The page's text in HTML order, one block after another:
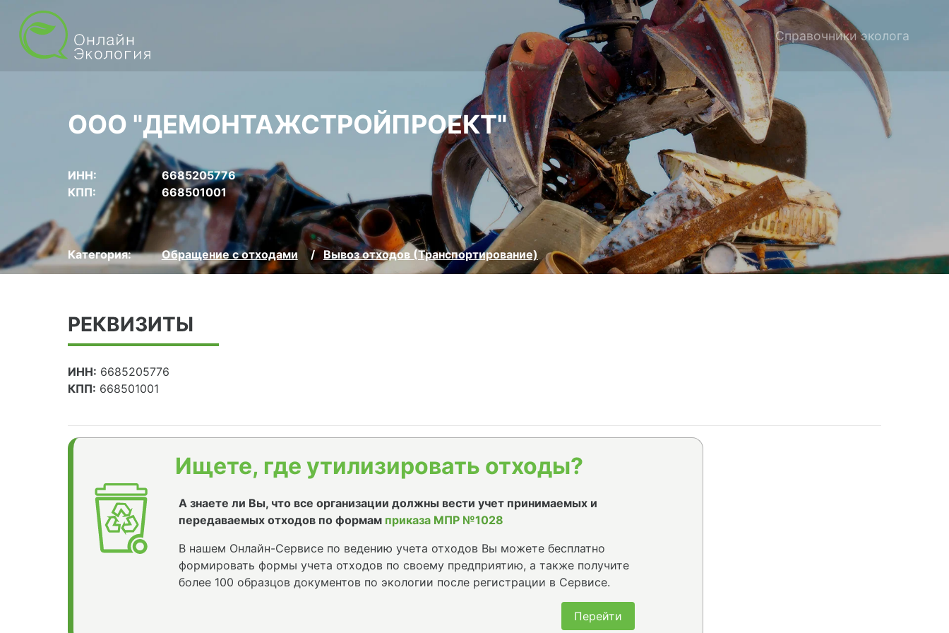
Справочники эколога
ООО "ДЕМОНТАЖСТРОЙПРОЕКТ"
ИНН:
6685205776
КПП:
668501001
Категория: Обращение с отходами Вывоз отходов (Транспортирование)
РЕКВИЗИТЫ
ИНН: 6685205776
КПП: 668501001
Ищете, где утилизировать отходы?
А знаете ли Вы, что все организации должны вести учет принимаемых и
передаваемых отходов по формам приказа МПР №1028
В нашем Онлайн-Сервисе по ведению учета отходов Вы можете бесплатно
формировать формы учета отходов по своему предприятию, а также получите
более 100 образцов документов по экологии после регистрации в Сервисе.
Перейти